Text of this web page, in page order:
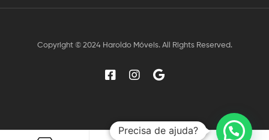
Copyright © 2024 Haroldo Móveis. All Rights Reserved.
Precisa de ajuda?